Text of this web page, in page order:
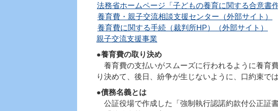
法務省ホームページ「子どもの養育に関する合意書
養育費・親子交流相談支援センター（外部サイト）
養育費に関する手続（裁判所HP）（外部サイト）
親子交流支援事業
●養育費の取り決め
養育費の支払いがスムーズに行われるように養育
り決めて、後日、紛争が生じないように、口約束で
●債務名義とは
公証役場で作成した「強制執行認諾約款付公正証